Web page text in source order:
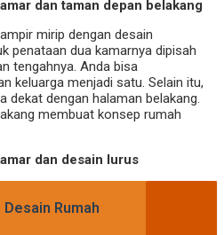
dan taman depan belakang
mirip dengan desain
penataan dua kamarnya dipisah
tengahnya. Anda bisa
keluarga menjadi satu. Selain itu,
dekat dengan halaman belakang.
membuat konsep rumah
dan desain lurus
Rumah